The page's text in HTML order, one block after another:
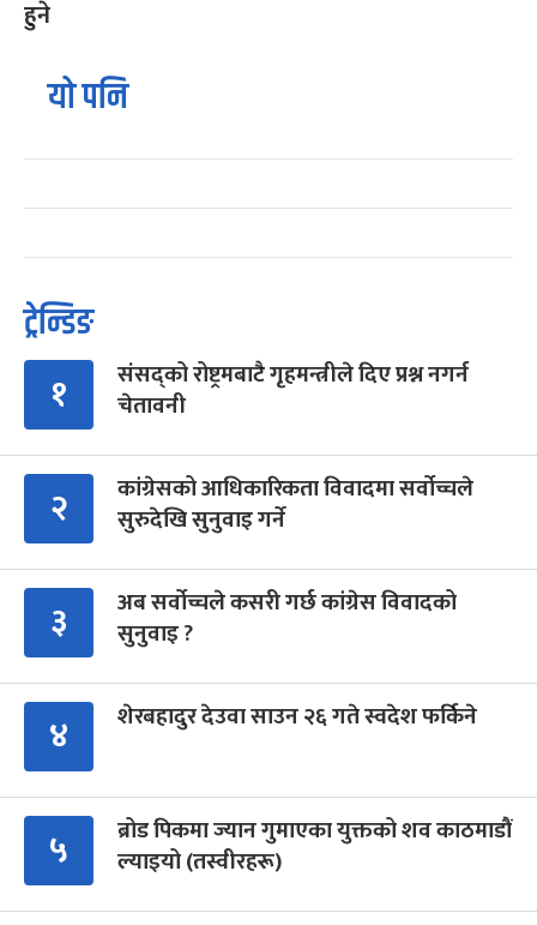
हुने
यो पनि
ट्रेन्डिङ
१
संसद्को रोष्ट्रमबाटै गृहमन्त्रीले दिए प्रश्न नगर्न
चेतावनी
२
कांग्रेसको आधिकारिकता विवादमा सर्वोच्चले
सुरुदेखि सुनुवाइ गर्ने
३
अब सर्वोच्चले कसरी गर्छ कांग्रेस विवादको
सुनुवाइ ?
४ शेरबहादुर देउवा साउन २६ गते स्वदेश फर्किने
५
ब्रोड पिकमा ज्यान गुमाएका युक्तको शव काठमाडौं
ल्याइयो (तस्वीरहरू)